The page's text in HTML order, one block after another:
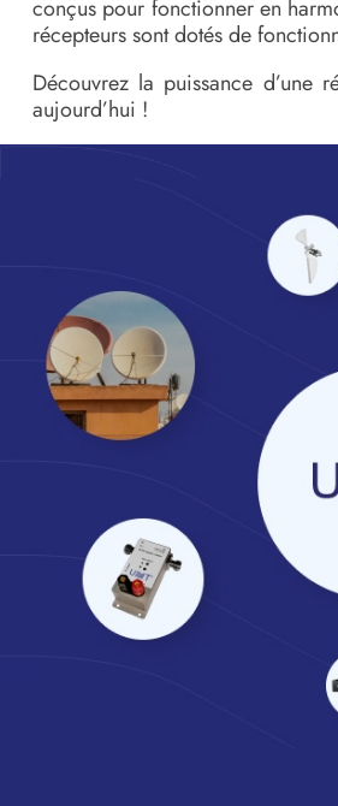
conçus pour fonctionner en
récepteurs sont dotés de
Découvrez la puissance d’une
aujourd’hui !